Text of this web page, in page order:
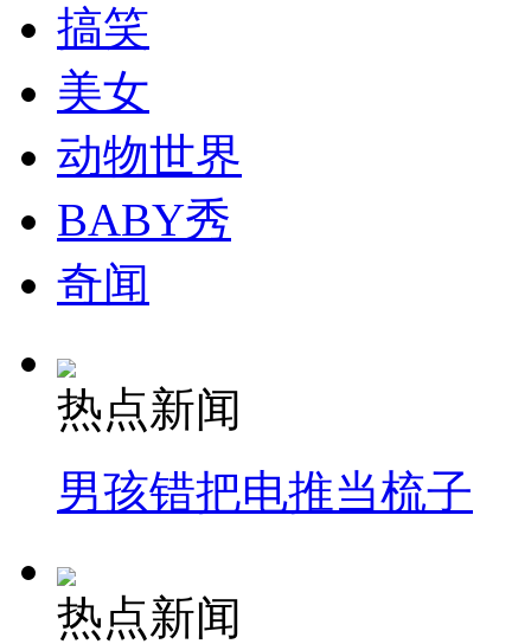
走！跟着总书记去植树
消防员救轻生者 花炮节热闹非凡
纽约上演“枕头大战”
搞笑
美女
动物世界
BABY秀
奇闻
热点新闻
男孩错把电推当梳子
热点新闻